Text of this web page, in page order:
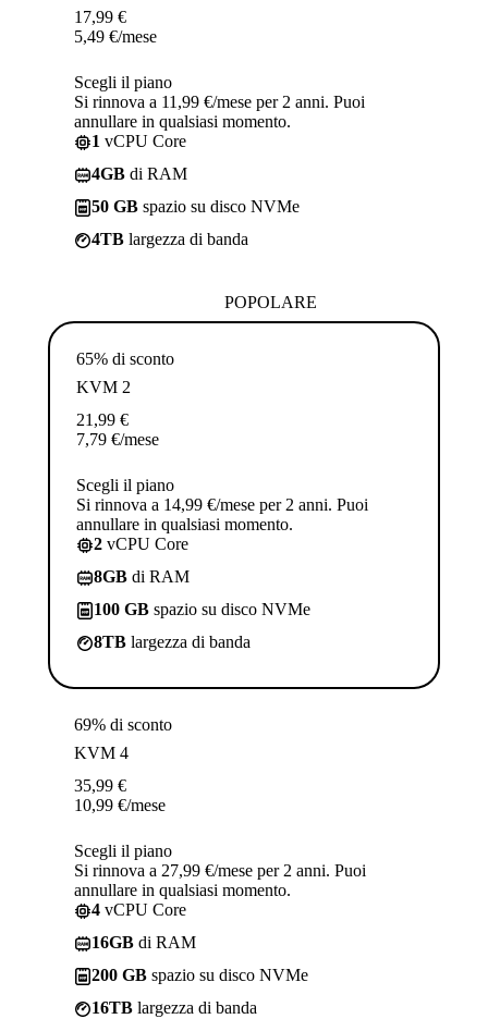
17,99 €
5,49 €/mese
Scegli il piano
Si rinnova a 11,99 €/mese per 2 anni. Puoi
annullare in qualsiasi momento.
1 vCPU Core
4GB di RAM
50 GB spazio su disco NVMe
4TB largezza di banda
POPOLARE
65% di sconto
KVM 2
21,99 €
7,79 €/mese
Scegli il piano
Si rinnova a 14,99 €/mese per 2 anni. Puoi
annullare in qualsiasi momento.
2 vCPU Core
8GB di RAM
100 GB spazio su disco NVMe
8TB largezza di banda
69% di sconto
KVM 4
35,99 €
10,99 €/mese
Scegli il piano
Si rinnova a 27,99 €/mese per 2 anni. Puoi
annullare in qualsiasi momento.
4 vCPU Core
16GB di RAM
200 GB spazio su disco NVMe
16TB largezza di banda